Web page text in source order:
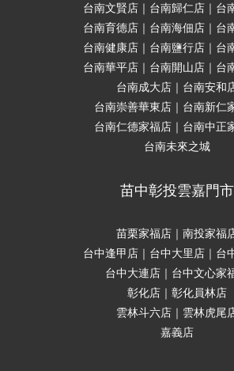
台南文賢店｜台南歸仁店｜台
台南育德店｜台南海佃店｜台
台南健康店｜台南鹽行店｜台
台南華平店｜台南開山店｜台
台南成大店｜台南安和
台南崇善華東店｜台南新仁
台南仁德家福店｜台南中正
台南未來之城
苗中彰投雲嘉門市
苗栗家福店｜南投家福
台中逢甲店｜台中大里店｜台
台中大連店｜台中文心家
彰化店｜彰化員林店
雲林斗六店｜雲林虎尾
嘉義店